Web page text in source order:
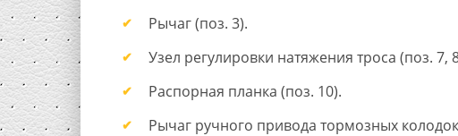
Рычаг (поз. 3).
Узел регулировки натяжения троса (поз. 7,
Распорная планка (поз. 10).
Рычаг ручного привода тормозных